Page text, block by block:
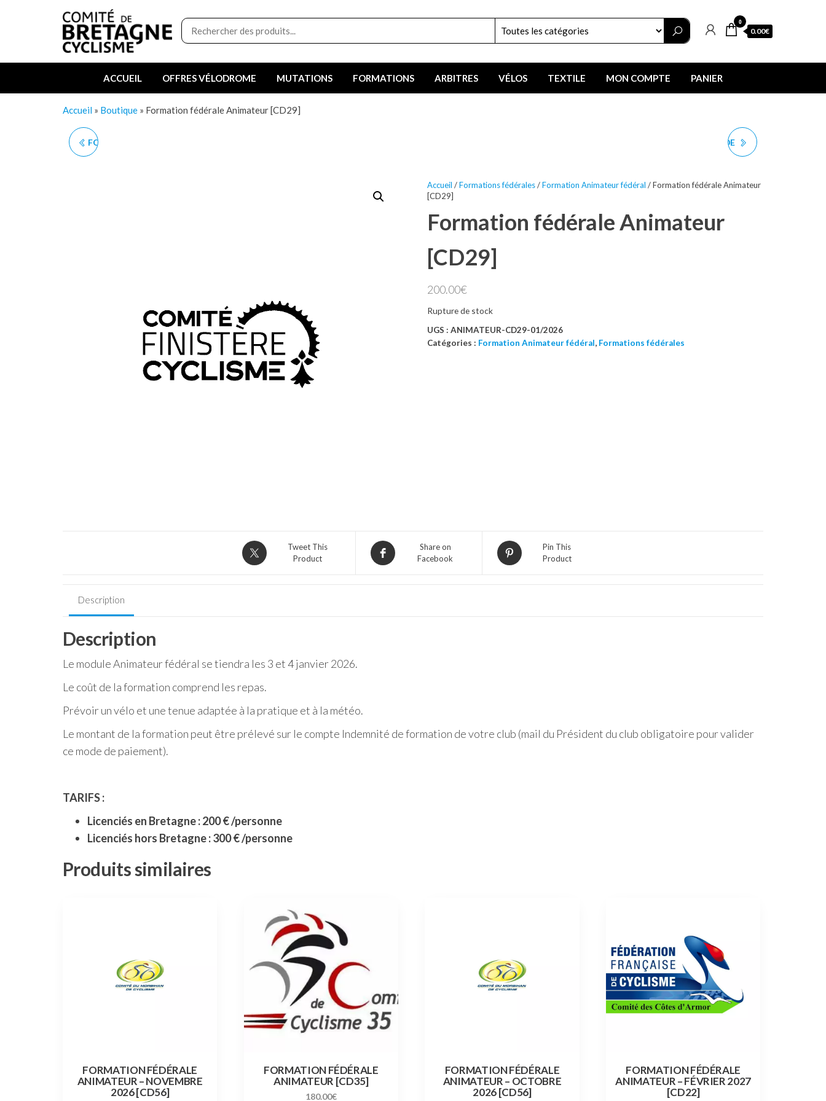
Boutique
du
Comité
de
Bretagne
de
0
0.00€
ACCUEIL OFFRES VÉLODROME MUTATIONS FORMATIONS ARBITRES VÉLOS TEXTILE MON COMPTE PANIER
Accueil » Boutique » Formation fédérale Animateur [CD29]
FORMATION FÉDÉRALE INDEMNITÉ FONDS DE
Accueil /Formations fédérales/Formation Animateur fédéral / Formation fédérale Animateur
[CD29]
Formation fédérale Animateur
[CD29]
200.00€
Rupture de stock
UGS : ANIMATEUR-CD29-01/2026
Catégories : Formation Animateur fédéral, Formations fédérales
Tweet This
Product
Share on
Facebook
Pin This
Product
Description
Description
Le module Animateur fédéral se tiendra les 3 et 4 janvier 2026.
Le coût de la formation comprend les repas.
Prévoir un vélo et une tenue adaptée à la pratique et à la météo.
Le montant de la formation peut être prélevé sur le compte Indemnité de formation de votre club (mail du Président du club obligatoire pour valider
ce mode de paiement).
TARIFS :
Licenciés en Bretagne : 200 € /personne
Licenciés hors Bretagne : 300 € /personne
Produits similaires
FORMATION FÉDÉRALE
ANIMATEUR – NOVEMBRE
2026 [CD56]
FORMATION FÉDÉRALE
ANIMATEUR [CD35]
180.00€
FORMATION FÉDÉRALE
ANIMATEUR – OCTOBRE
2026 [CD56]
FORMATION FÉDÉRALE
ANIMATEUR – FÉVRIER 2027
[CD22]